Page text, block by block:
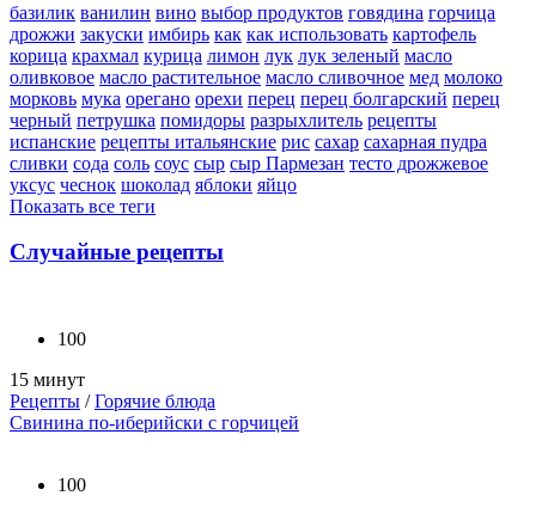
базилик ванилин вино выбор продуктов говядина горчица
дрожжи закуски имбирь как как использовать картофель
корица крахмал курица лимон лук лук зеленый масло
оливковое масло растительное масло сливочное мед молоко
морковь мука орегано орехи перец перец болгарский перец
черный петрушка помидоры разрыхлитель рецепты
испанские рецепты итальянские рис сахар сахарная пудра
сливки сода соль соус сыр сыр Пармезан тесто дрожжевое
уксус чеснок шоколад яблоки яйцо
Показать все теги
Случайные рецепты
100
15 минут
Рецепты /Горячие блюда
Свинина по-иберийски с горчицей
100